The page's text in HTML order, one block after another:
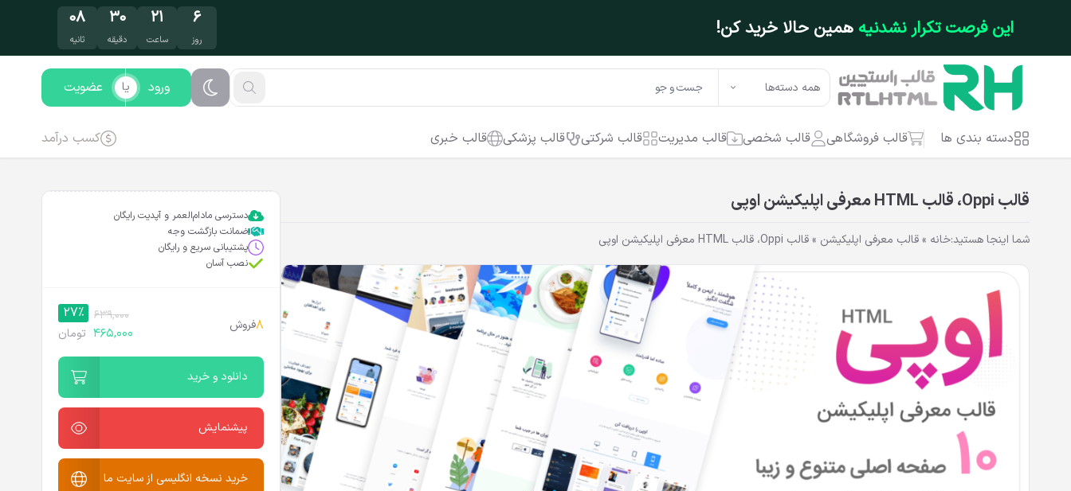
این فرصت تکرار نشدنیه همین حالا خرید کن! ۶
روز
۲۱
ساعت
۳۰
دقیقه
۰۷
ثانیه
همه دسته‌ها ورود عضویت یا
دسته بندی ها قالب فروشگاهی قالب شخصی قالب مدیریت قالب شرکتی قالب پزشکی قالب خبری کسب درآمد
قالب Oppi، قالب HTML معرفی اپلیکیشن اوپی
شما اینجا هستید:خانه »قالب معرفی اپلیکیشن »قالب Oppi، قالب HTML معرفی اپلیکیشن اوپی
دسترسی مادام‌العمر و آپدیت رایگان
ضمانت بازگشت وجه
پشتیبانی سریع و رایگان
نصب آسان
8فروش
639,000
27%
465,000 تومان
دانلود و خرید
پیشنمایش
خرید نسخه انگلیسی از سایت ما